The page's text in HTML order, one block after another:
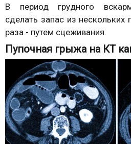
В период грудного
сделать запас из
раза - путем сцеживания.
Пупочная грыжа на КТ